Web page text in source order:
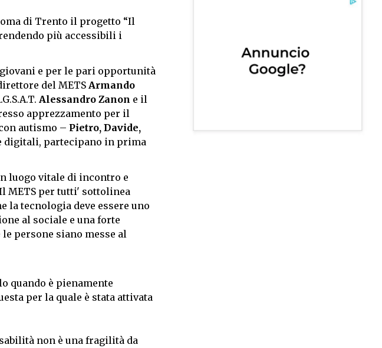
di Trento il progetto “Il
più accessibili i
e per le pari opportunità
del METS Armando
Alessandro Zanon e il
apprezzamento per il
autismo – Pietro, Davide,
digitali, partecipano in prima
luogo vitale di incontro e
METS per tutti' sottolinea
la tecnologia deve essere uno
al sociale e una forte
persone siano messe al
quando è pienamente
per la quale è stata attivata
non è una fragilità da